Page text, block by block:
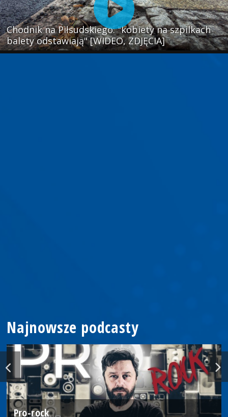
Chodnik na Piłsudskiego: "kobiety na szpilkach
balety odstawiają" [WIDEO, ZDJĘCIA]
Najnowsze podcasty
Pro-rock